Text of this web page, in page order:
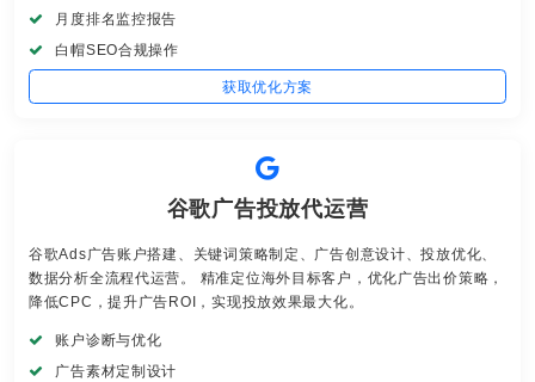
月度排名监控报告
白帽SEO合规操作
获取优化方案
谷歌广告投放代运营
谷歌Ads广告账户搭建、关键词策略制定、广告创意设计、投放优化、
数据分析全流程代运营。 精准定位海外目标客户，优化广告出价策略，
降低CPC，提升广告ROI，实现投放效果最大化。
账户诊断与优化
广告素材定制设计